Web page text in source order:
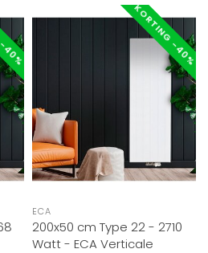
KORTING -40%
ECA
200x50 cm Type 22 - 2710
Watt - ECA Verticale